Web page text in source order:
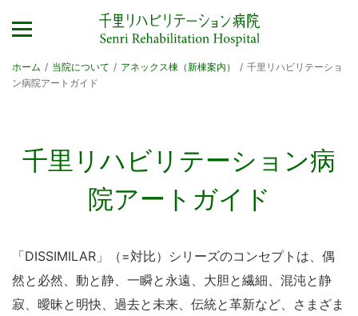
ホーム / 当院について / アネックス棟（新棟案内） / 千里リハビリテーショ
ン病院アートガイド
千里リハビリテーション病
院アートガイド
「DISSIMILAR」（=対比）シリーズのコンセプトは、偶
然と必然、動と静、一瞬と永遠、大胆と繊細、混沌と静
寂、曖昧と明快、過去と未来、伝統と革新など、さまざま